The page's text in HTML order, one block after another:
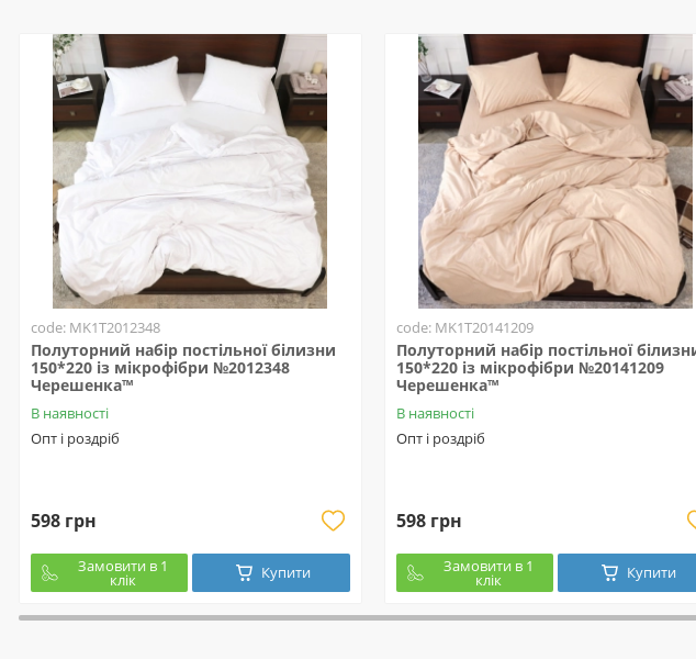
code: MK1T2012348
Полуторний набір постільної білизни
150*220 із мікрофібри №2012348
Черешенка™
В наявності
Опт і роздріб
598 грн
Замовити в 1
клік Купити
code: MK1T20141209
Полуторний набір постільної
150*220 із мікрофібри №20141209
Черешенка™
В наявності
Опт і роздріб
598 грн
Замовити в 1
клік Купити